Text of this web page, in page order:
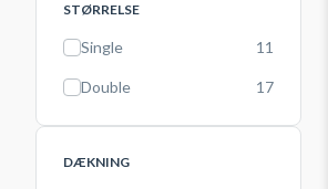
STØRRELSE
Single 11
Double 17
DÆKNING